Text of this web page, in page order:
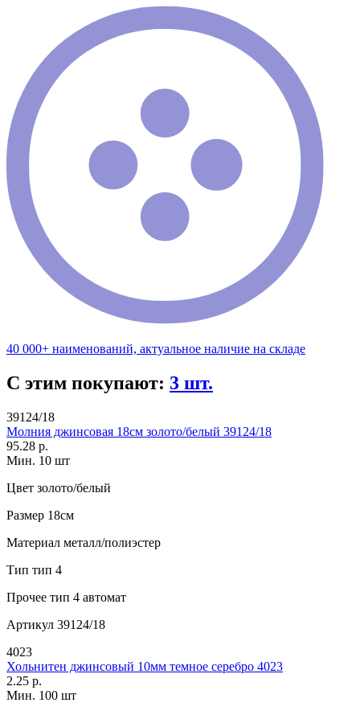
40 000+ наименований, актуальное наличие на складе
С этим покупают: 3 шт.
39124/18
Молния джинсовая 18см золото/белый 39124/18
95.28 р.
Мин. 10 шт
Цвет золото/белый
Размер 18см
Материал металл/полиэстер
Тип тип 4
Прочее тип 4 автомат
Артикул 39124/18
4023
Хольнитен джинсовый 10мм темное серебро 4023
2.25 р.
Мин. 100 шт